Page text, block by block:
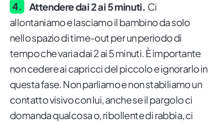
Attendere dai 2 ai 5 minuti. Ci
allontaniamo e lasciamo il bambino da solo
nello spazio di time-out per un periodo di
tempo che varia dai 2 ai 5 minuti. È importante
non cedere ai capricci del piccolo e ignorarlo in
questa fase. Non parliamo e non stabiliamo un
contatto visivo con lui, anche se il pargolo ci
domanda qualcosa o, ribollente di rabbia, ci